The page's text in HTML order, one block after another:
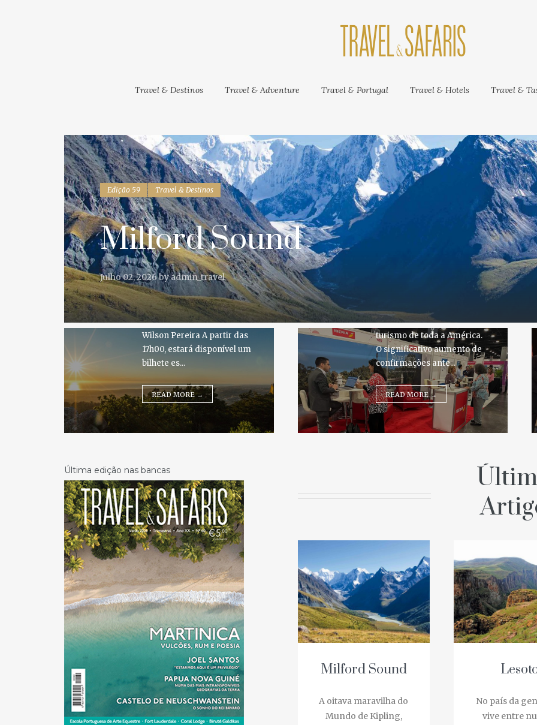
Travel & Destinos Travel & Adventure Travel & Portugal Travel & Hotels Travel &
Edição 59 Travel & Destinos
Milford Sound
Julho 02, 2026byadmin_travel
Actualidade
Arcos à
observação do
eclipse solar
Na tarde de 12 de Agosto, o
público poderá acompanhar
um dos fenómenos
astronómicos mais
marcantes das últimas
décadas a partir de uma das
vistas mais emblemáticas
de Portugal Foto: PSML,
Wilson Pereira A partir das
17h00, estará disponível um
bilhete es...
READ MORE →
marcas globais
apostam numa
edição histórica
organismos nacionais de
turismo de toda a América.
O significativo aumento de
confirmações ante...
READ MORE →
Última edição nas bancas
Milford Sound
A oitava maravilha do
Mundo de Kipling,
Lesoto
No país da
vive entre